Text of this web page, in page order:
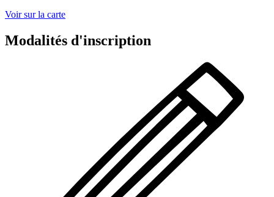
Voir sur la carte
Modalités d'inscription